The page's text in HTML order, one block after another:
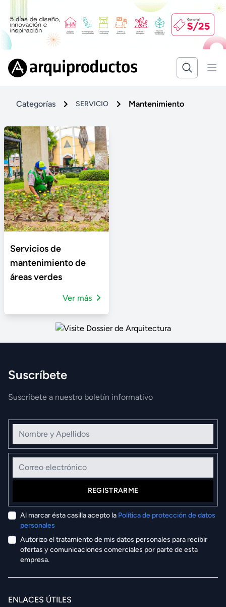
Categorías SERVICIO Mantenimiento
Servicios de
mantenimiento de
áreas verdes
Ver más
Suscríbete
Suscríbete a nuestro boletín informativo
Nombre y Apellidos
Correo electrónico
REGISTRARME
Al marcar ésta casilla acepto la Política de protección de datos
personales
Autorizo el tratamiento de mis datos personales para recibir
ofertas y comunicaciones comerciales por parte de esta
empresa.
ENLACES ÚTILES